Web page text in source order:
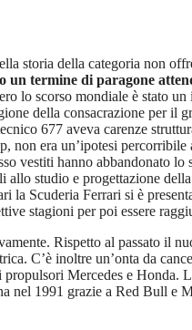
storia della categoria non
un termine di paragone
lo scorso mondiale è stato
della consacrazione per il
677 aveva carenze
non era un’ipotesi
vestiti hanno abbandonato
studio e progettazione
la Scuderia Ferrari si è
stagioni per poi essere
Rispetto al passato il
C’è inoltre un’onta da
Mercedes e Honda.
nel 1991 grazie a Red Bull e